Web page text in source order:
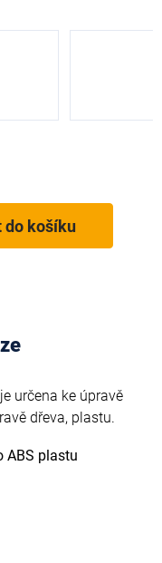
do košíku
určena ke úpravě
dřeva, plastu.
ABS plastu